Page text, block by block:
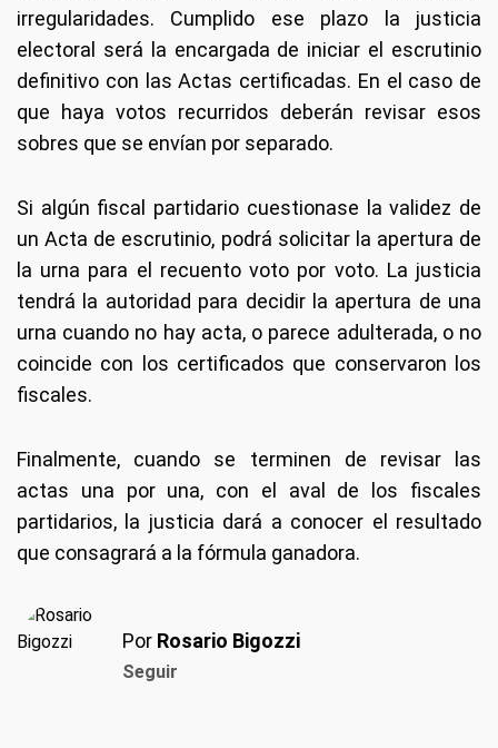
irregularidades. Cumplido ese plazo la justicia
electoral será la encargada de iniciar el escrutinio
definitivo con las Actas certificadas. En el caso de
que haya votos recurridos deberán revisar esos
sobres que se envían por separado.
Si algún fiscal partidario cuestionase la validez de
un Acta de escrutinio, podrá solicitar la apertura de
la urna para el recuento voto por voto. La justicia
tendrá la autoridad para decidir la apertura de una
urna cuando no hay acta, o parece adulterada, o no
coincide con los certificados que conservaron los
fiscales.
Finalmente, cuando se terminen de revisar las
actas una por una, con el aval de los fiscales
partidarios, la justicia dará a conocer el resultado
que consagrará a la fórmula ganadora.
Por Rosario Bigozzi
Seguir